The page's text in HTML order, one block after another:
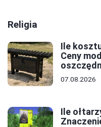
Religia
Ile
Ceny
07.08.2026
Ile